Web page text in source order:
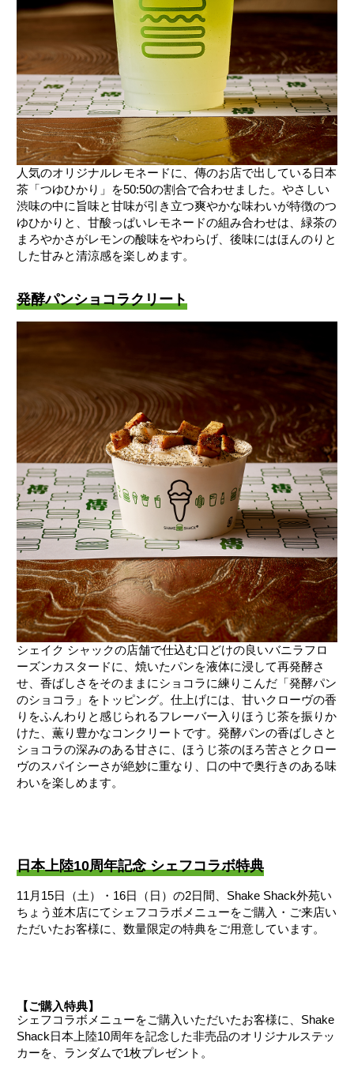
人気のオリジナルレモネードに、傳のお店で出している日本
茶「つゆひかり」を50:50の割合で合わせました。やさしい
渋味の中に旨味と甘味が引き立つ爽やかな味わいが特徴のつ
ゆひかりと、甘酸っぱいレモネードの組み合わせは、緑茶の
まろやかさがレモンの酸味をやわらげ、後味にはほんのりと
した甘みと清涼感を楽しめます。
発酵パンショコラクリート
シェイク シャックの店舗で仕込む口どけの良いバニラフロ
ーズンカスタードに、焼いたパンを液体に浸して再発酵さ
せ、香ばしさをそのままにショコラに練りこんだ「発酵パン
のショコラ」をトッピング。仕上げには、甘いクローヴの香
りをふんわりと感じられるフレーバー入りほうじ茶を振りか
けた、薫り豊かなコンクリートです。発酵パンの香ばしさと
ショコラの深みのある甘さに、ほうじ茶のほろ苦さとクロー
ヴのスパイシーさが絶妙に重なり、口の中で奥行きのある味
わいを楽しめます。
日本上陸10周年記念 シェフコラボ特典
11月15日（土）・16日（日）の2日間、Shake Shack外苑い
ちょう並木店にてシェフコラボメニューをご購入・ご来店い
ただいたお客様に、数量限定の特典をご用意しています。
【ご購入特典】
シェフコラボメニューをご購入いただいたお客様に、Shake
Shack日本上陸10周年を記念した非売品のオリジナルステッ
カーを、ランダムで1枚プレゼント。